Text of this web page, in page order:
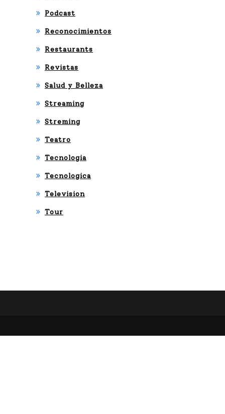
Podcast
Reconocimientos
Restaurants
Revistas
Salud y Belleza
Streaming
Streming
Teatro
Tecnologia
Tecnologica
Television
Tour